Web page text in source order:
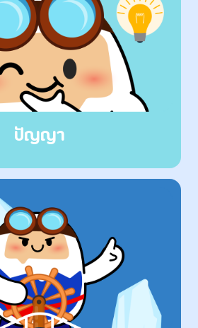
ปัญญา